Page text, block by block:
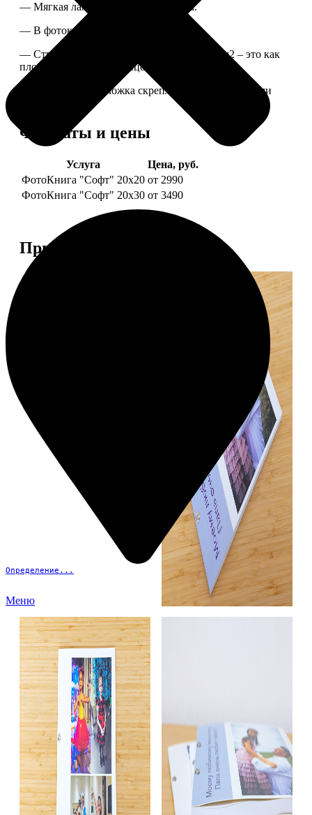
Определение...
Меню
— Мягкая ламинированная обложка.
— В фотокниге от 60 до 300 страниц.
— Страницы из бумаги плотностью 170 г/м2 – это как
плотные страницы глянцевого журнала.
— Страницы и обложка скреплены металлическими
Форматы и цены
Услуга
Цена, руб.
ФотоКнига "Софт" 20х20 от 2990
ФотоКнига "Софт" 20х30 от 3490
Примеры работ